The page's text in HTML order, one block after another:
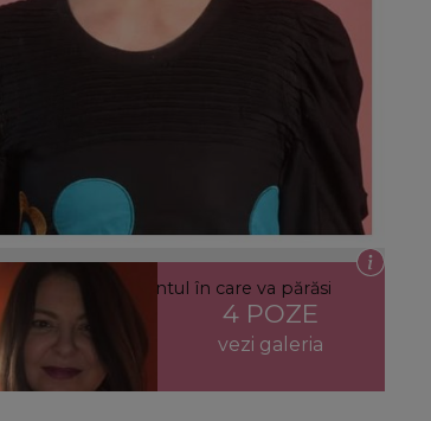
despre momentul în care va părăsi
4 POZE
vezi galeria